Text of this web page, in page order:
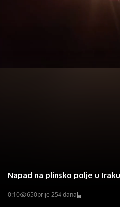
Napad na plinsko polje u Iraku
0:10 650prije 254 dana